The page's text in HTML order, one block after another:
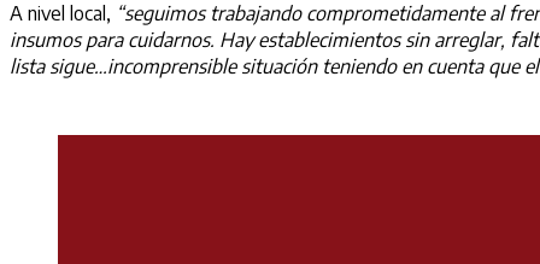
A nivel local, “seguimos trabajando comprometidamente al
insumos para cuidarnos. Hay establecimientos sin arreglar,
lista sigue…incomprensible situación teniendo en cuenta que